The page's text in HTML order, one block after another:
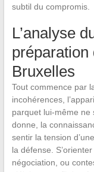
subtil du compromis.
L’analyse
préparation
Bruxelles
Tout commence par
incohérences,
parquet lui-même ne
donne, la
sentir la tension
la défense.
négociation, ou